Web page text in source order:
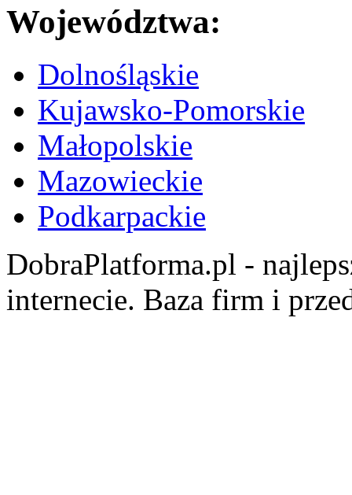
Województwa:
Dolnośląskie
Kujawsko-Pomorskie
Małopolskie
Mazowieckie
Podkarpackie
DobraPlatforma.pl -
internecie. Baza firm i